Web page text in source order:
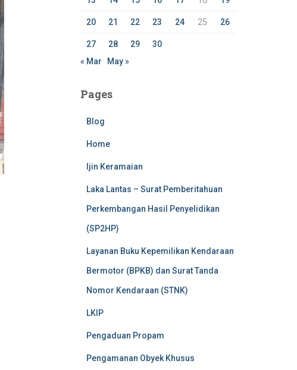
20 21 22 23 24 25 26
27 28 29
30
« Mar
May »
Pages
Blog
Home
Ijin Keramaian
Laka Lantas – Surat Pemberitahuan
Perkembangan Hasil Penyelidikan
(SP2HP)
Layanan Buku Kepemilikan Kendaraan
Bermotor (BPKB) dan Surat Tanda
Nomor Kendaraan (STNK)
LKIP
Pengaduan Propam
Pengamanan Obyek Khusus